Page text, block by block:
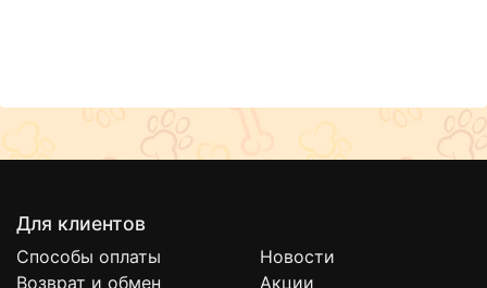
Для клиентов
Способы оплаты
Возврат и обмен
Новости
Акции